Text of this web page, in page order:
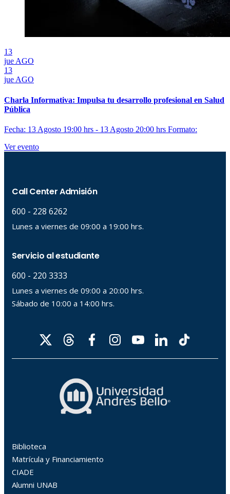
13
jue AGO
13
jue AGO
Charla Informativa: Impulsa tu desarrollo profesional en Salud
Pública
Fecha: 13 Agosto 19:00 hrs - 13 Agosto 20:00 hrs Formato:
Ver evento